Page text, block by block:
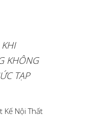
KHÔNG
TẠP
Kế Nội Thất